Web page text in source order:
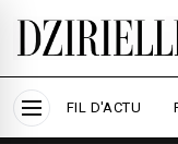
Nous utilisons
expérience et
FIL D'ACTU